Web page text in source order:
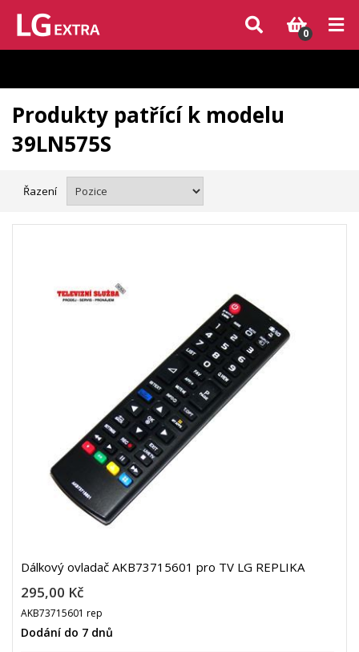
Vzhledem k aktuální situaci se může dodání dílů, které nejsou skladem,
zpozdit. Děkujeme za pochopení.
0
Produkty patřící k modelu
39LN575S
Řazení
Dálkový ovladač AKB73715601 pro TV LG REPLIKA
295,00 Kč
AKB73715601 rep
Dodání do 7 dnů